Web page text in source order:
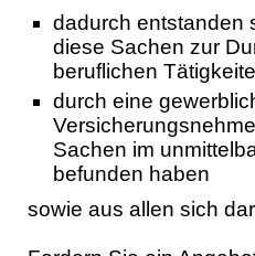
dadurch entstanden
diese Sachen zur
beruflichen
durch eine
Sachen im
befunden haben
sowie aus allen sich